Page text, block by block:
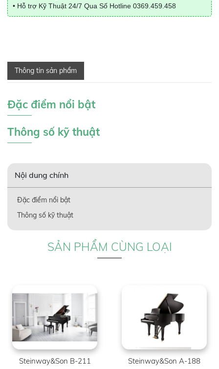
• Hỗ trợ Kỹ Thuật 24/7 Qua Số Hotline 0369.459.458
Thông tin sản phẩm
Đặc điểm nổi bật
Thông số kỹ thuật
Nội dung chính
Đặc điểm nổi bật
Thông số kỹ thuật
SẢN PHẨM CÙNG LOẠI
Steinway&Son B-211 Steinway&Son A-188